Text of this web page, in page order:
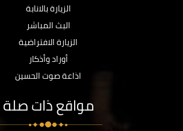
الزيارة بالانابة
البث المباشر
الزيارة الافتراضية
أوراد وأذكار
اذاعة صوت الحسين
مواقع ذات صلة